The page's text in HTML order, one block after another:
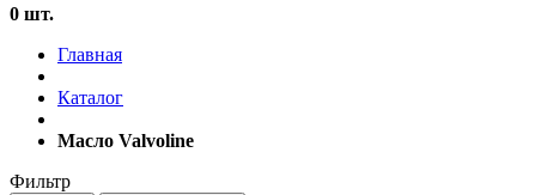
0 шт.
Главная
Каталог
Масло Valvoline
Фильтр